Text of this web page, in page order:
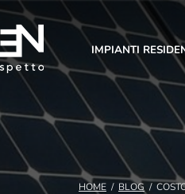
IMPIANTI
HOME / BLOG /